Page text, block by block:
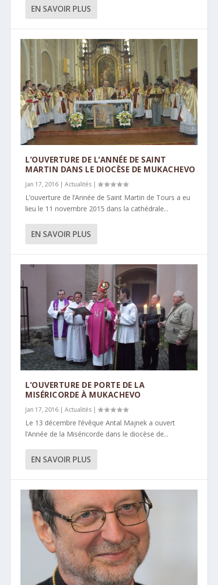
EN SAVOIR PLUS
L’OUVERTURE DE L’ANNÉE DE SAINT
MARTIN DANS LE DIOCÈSE DE MUKACHEVO
Jan 17, 2016 |Actualités |
L’ouverture de l’Année de Saint Martin de Tours a eu
lieu le 11 novembre 2015 dans la cathédrale...
EN SAVOIR PLUS
L’OUVERTURE DE PORTE DE LA
MISÉRICORDE À MUKACHEVO
Jan 17, 2016 |Actualités |
Le 13 décembre l’évêque Antal Majnek a ouvert
l’Année de la Miséricorde dans le diocèse de...
EN SAVOIR PLUS